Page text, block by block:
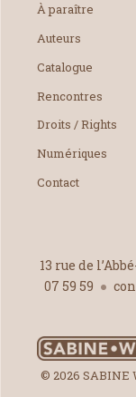
À paraître
Auteurs
Catalogue
Rencontres
Droits / Rights
Numériques
Contact
13 rue de
07 59 59
© 2026 SABINE